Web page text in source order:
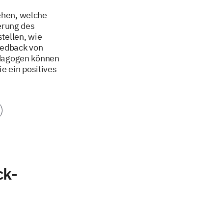
welche
des
wie
von
können
ein positives